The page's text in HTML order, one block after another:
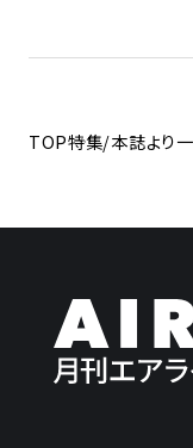
TOP特集/本誌より